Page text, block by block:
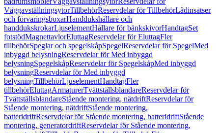
VäggavställningsytorTillbehörReservdelar för TillbehörLådinsatser
och förvaringsboxarHanddukshållare och
handdukskrokarLjuselementHållare för bänkskivorHandtagSet
fotstödMagnettavlorEluttagReservdelar för EluttagFler
tillbehörSpeglar och spegelskåpSpegelReservdelar för SpegelMed
inbyggd belysningReservdelar för Med inbyggd
belysningSpegelskåpReservdelar för SpegelskåpMed inbyggd
belysningReservdelar för Med inbyggd
belysningTillbehörLjuselementHandtagFler
tillbehörEluttagArmaturerTvättställsblandareReservdelar för
TvättställsblandareStående montering, nätdriftReservdelar för
Stående montering, nätdriftStående montering,
batteridriftReservdelar för Stående montering, batteridriftStående
montering, generatordriftReservdelar för Stående montering,